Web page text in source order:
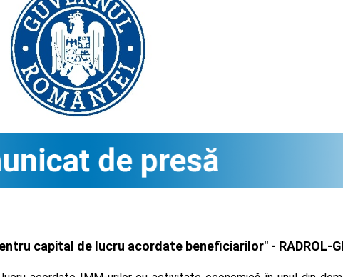
capital de lucru acordate beneficiarilor" - RADROL-